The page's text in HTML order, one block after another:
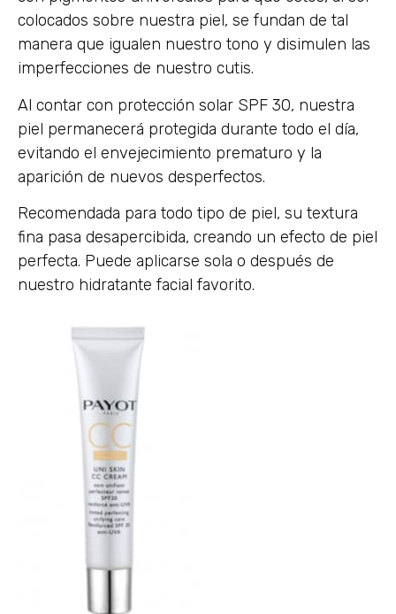
colocados sobre nuestra piel, se fundan de tal
manera que igualen nuestro tono y disimulen las
imperfecciones de nuestro cutis.
Al contar con protección solar SPF 30, nuestra
piel permanecerá protegida durante todo el día,
evitando el envejecimiento prematuro y la
aparición de nuevos desperfectos.
Recomendada para todo tipo de piel, su textura
fina pasa desapercibida, creando un efecto de piel
perfecta. Puede aplicarse sola o después de
nuestro hidratante facial favorito.